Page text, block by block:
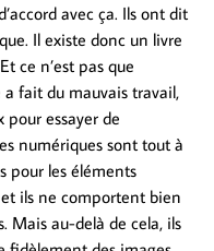
avec ça. Ils ont dit
Il existe donc un livre
ce n’est pas que
a fait du mauvais travail,
pour essayer de
numériques sont tout à
pour les éléments
ils ne comportent bien
Mais au-delà de cela, ils